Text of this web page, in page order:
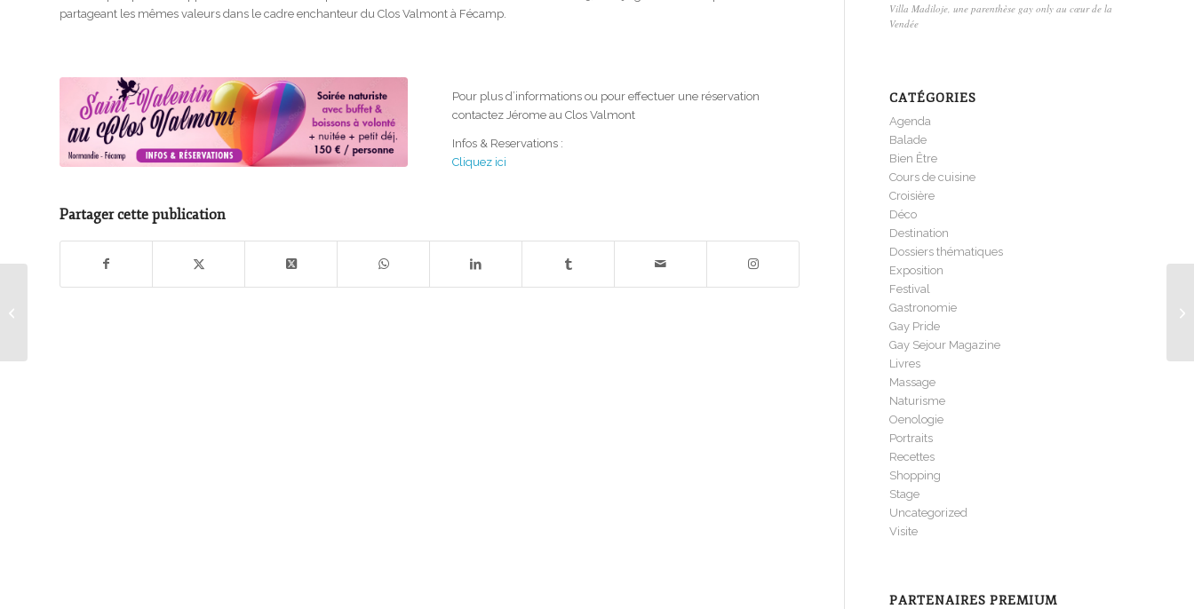
partageant les mêmes valeurs dans le cadre enchanteur du Clos Valmont à Fécamp.
Pour plus d’informations ou pour effectuer une réservation
contactez Jérome au Clos Valmont
Infos & Reservations :
Cliquez ici
Partager cette publication
Villa Madiloje, une parenthèse gay only au cœur de la
Vendée
CATÉGORIES
Agenda
Balade
Bien Être
Cours de cuisine
Croisière
Déco
Destination
Dossiers thématiques
Exposition
Festival
Gastronomie
Gay Pride
Gay Sejour Magazine
Livres
Massage
Naturisme
Oenologie
Portraits
Recettes
Shopping
Stage
Uncategorized
Visite
PARTENAIRES PREMIUM